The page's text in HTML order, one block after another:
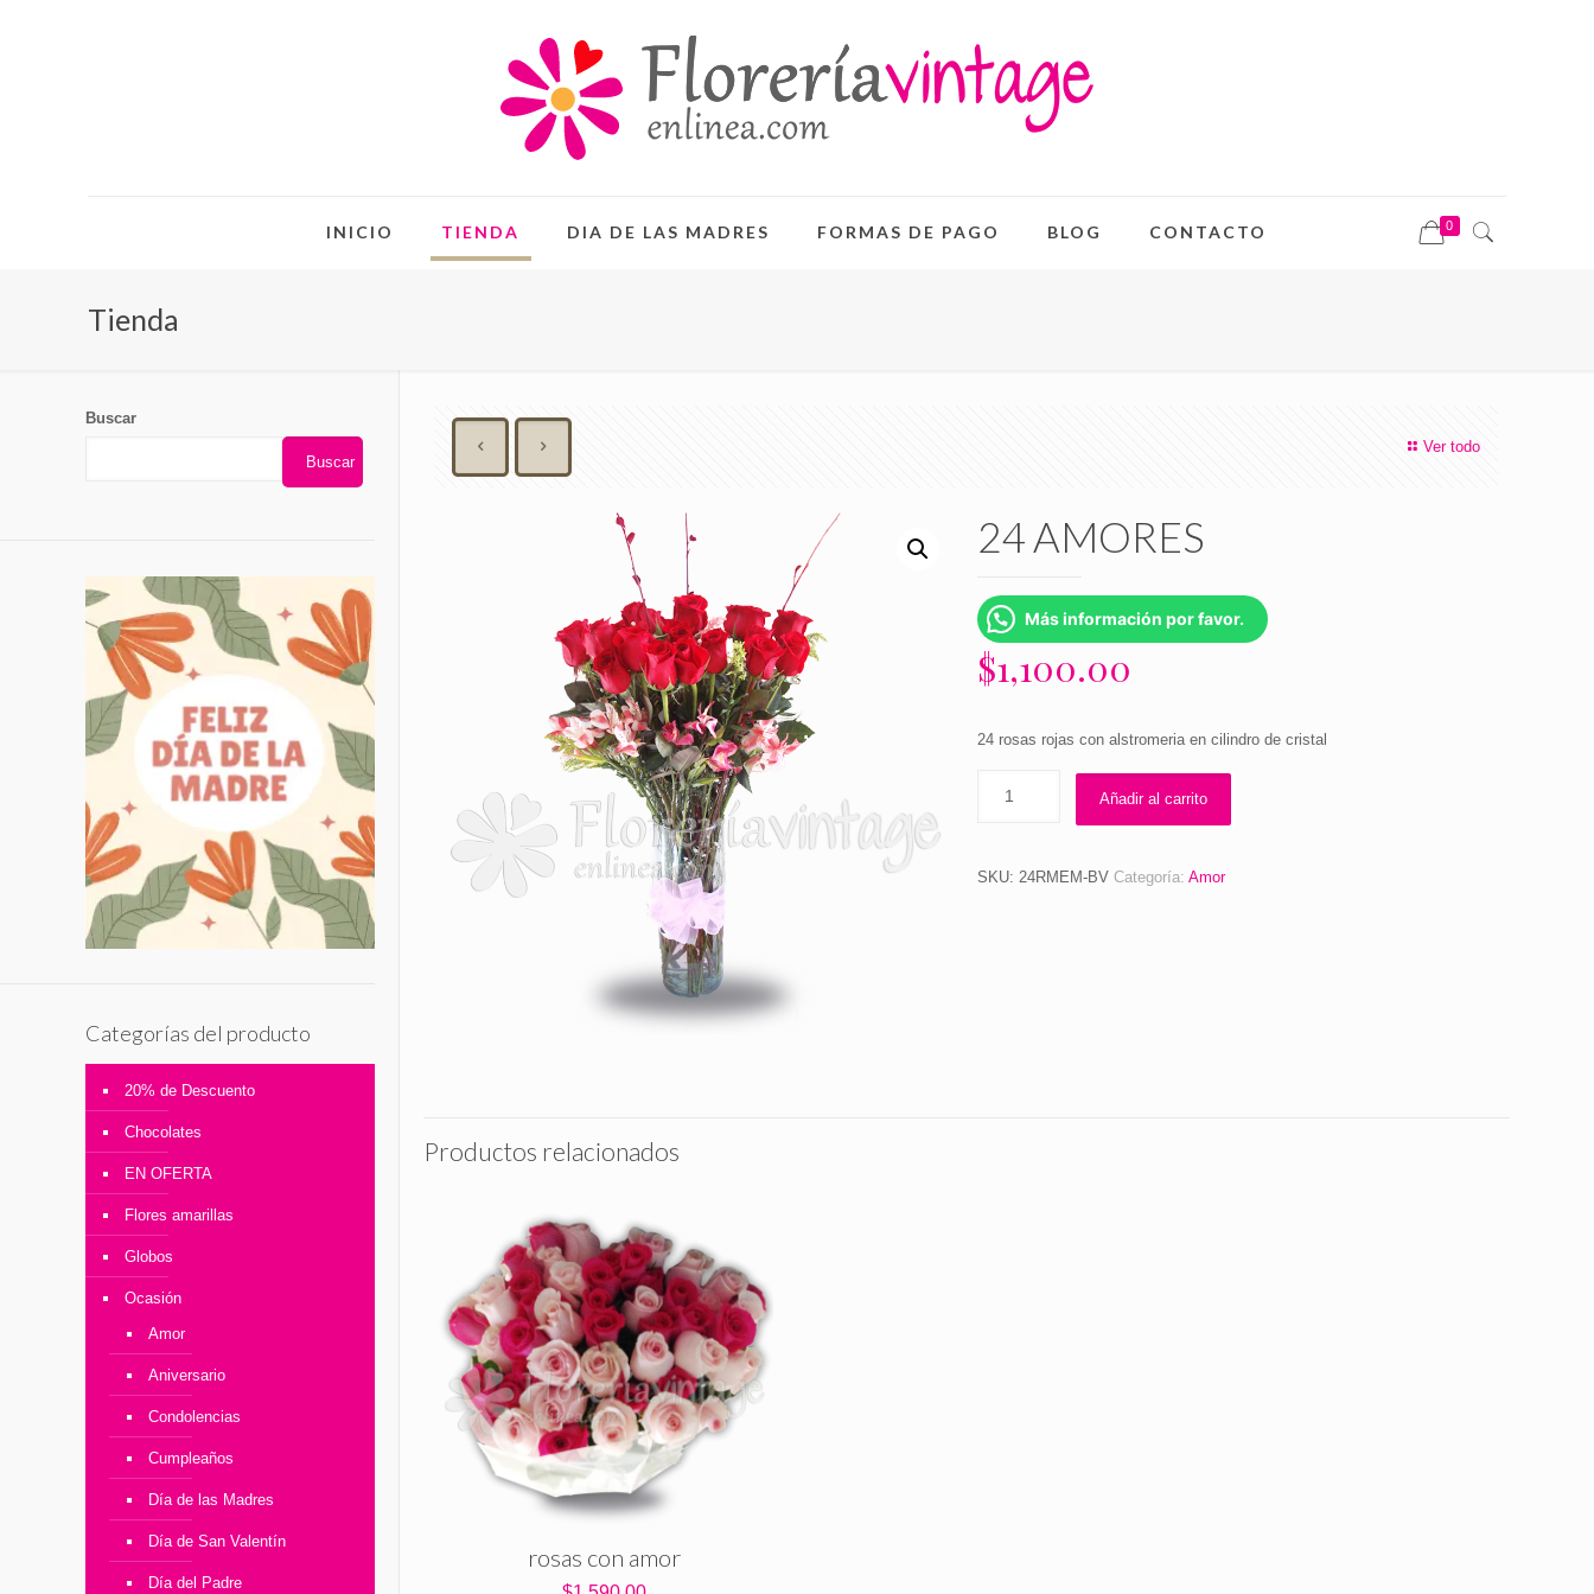
INICIO TIENDA DIA DE LAS MADRES FORMAS DE PAGO BLOG CONTACTO 0
Tienda
Ver todo
24 AMORES
Más información por favor.
$1,100.00
24 rosas rojas con alstromeria en cilindro de cristal
Añadir al carrito
SKU: 24RMEM-BV Categoría: Amor
Productos relacionados
rosas con amor
Buscar
Buscar
Categorías del producto
20% de Descuento
Chocolates
EN OFERTA
Flores amarillas
Globos
Ocasión
Amor
Aniversario
Condolencias
Cumpleaños
Día de las Madres
Día de San Valentín
Día del Padre